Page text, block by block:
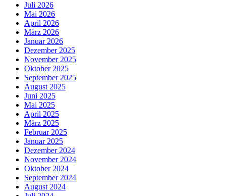
Juli 2026
Mai 2026
April 2026
März 2026
Januar 2026
Dezember 2025
November 2025
Oktober 2025
September 2025
August 2025
Juni 2025
Mai 2025
April 2025
März 2025
Februar 2025
Januar 2025
Dezember 2024
November 2024
Oktober 2024
September 2024
August 2024